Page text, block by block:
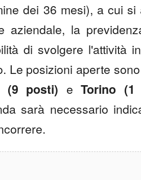
dei 36 mesi), a cui
aziendale, la
di svolgere l'attività
Le posizioni aperte
(9 posti) eTorino (1
sarà necessario